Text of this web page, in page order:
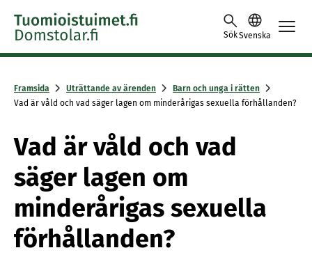
Skip to content -saavutettavuusohje
SökSvenska
Framsida Uträttande av ärenden
Barn och unga i rätten
Vad är våld och vad säger lagen om minderårigas sexuella förhållanden?
Vad är våld och vad
säger lagen om
minderårigas sexuella
förhållanden?